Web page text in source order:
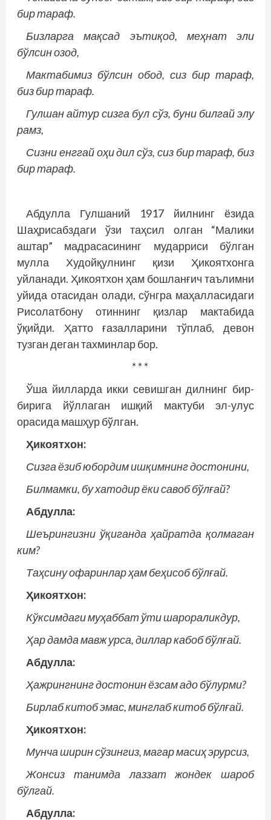
бир тараф.
Бизларга мақсад эътиқод, меҳнат эли
бўлсин озод,
Мактабимиз бўлсин обод, сиз бир тараф,
биз бир тараф.
Гулшан айтур сизга бул сўз, буни билгай элу
рамз,
Сизни енггай оҳи дил сўз, сиз бир тараф, биз
бир тараф.
Абдулла Гулшаний 1917 йилнинг ёзида
Шаҳрисабздаги ўзи таҳсил олган “Малики
аштар” мадрасасининг мударриси бўлган
мулла Худойқулнинг қизи Ҳикоятхонга
уйланади. Ҳикоятхон ҳам бошланғич таълимни
уйида отасидан олади, сўнгра маҳалласидаги
Рисолатбону отиннинг қизлар мактабида
ўқийди. Ҳатто ғазалларини тўплаб, девон
тузган деган тахминлар бор.
* * *
Ўша йилларда икки севишган дилнинг бир-
бирига йўллаган ишқий мактуби эл-улус
орасида машҳур бўлган.
Ҳикоятхон:
Сизга ёзиб юбордим ишқимнинг достонини,
Билмамки, бу хатодир ёки савоб бўлғай?
Абдулла:
Шеърингизни ўқиганда ҳайратда қолмаган
ким?
Таҳсину офаринлар ҳам беҳисоб бўлғай.
Ҳикоятхон:
Кўксимдаги муҳаббат ўти шарораликдур,
Ҳар дамда мавж урса, диллар кабоб бўлғай.
Абдулла:
Ҳажрингнинг достонин ёзсам адо бўлурми?
Бирлаб китоб эмас, минглаб китоб бўлғай.
Ҳикоятхон:
Мунча ширин сўзингиз, магар масиҳ эрурсиз,
Жонсиз танимда лаззат жондек шароб
бўлгай.
Абдулла: